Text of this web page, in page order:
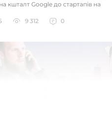
кшталт Google до стартапів на
9 312 0